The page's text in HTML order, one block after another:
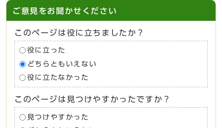
ご意見をお聞かせください
このページは役に立ちましたか？
役に立った
どちらともいえない
役に立たなかった
このページは見つけやすかったですか？
見つけやすかった